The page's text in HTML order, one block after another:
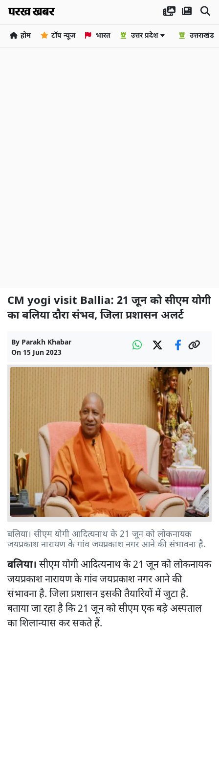
होम टॉप न्यूज भारत उत्तर प्रदेश उत्तराखंड
CM yogi visit Ballia: 21 जून को सीएम योगी
का बलिया दौरा संभव, जिला प्रशासन अलर्ट
By Parakh Khabar
On 15 Jun 2023
बलिया। सीएम योगी आदित्यनाथ के 21 जून को लोकनायक
जयप्रकाश नारायण के गांव जयप्रकाश नगर आने की संभावना है.
बलिया। सीएम योगी आदित्यनाथ के 21 जून को लोकनायक
जयप्रकाश नारायण के गांव जयप्रकाश नगर आने की
संभावना है. जिला प्रशासन इसकी तैयारियों में जुटा है.
बताया जा रहा है कि 21 जून को सीएम एक बड़े अस्पताल
का शिलान्यास कर सकते हैं.